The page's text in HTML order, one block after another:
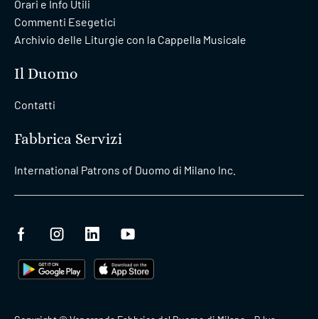
Orari e Info Utili
Commenti Esegetici
Archivio delle Liturgie con la Cappella Musicale
Il Duomo
Contatti
Fabbrica Servizi
International Patrons of Duomo di Milano Inc.